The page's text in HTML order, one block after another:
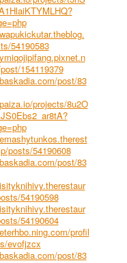
54190583
154119379
post/83
projects/8u2O
posts/54190608
post/83
54190598
54190604
profil
evofjzcx
post/83